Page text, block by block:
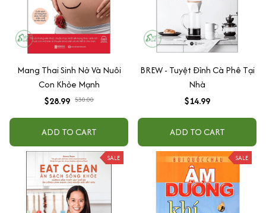
Mang Thai Sinh Nở Và Nuôi
Con Khỏe Mạnh
$28.99 $30.00
ADD TO CART
BREW - Tuyệt Đỉnh Cà Phê Tại
Nhà
$14.99
ADD TO CART
SALE SALE